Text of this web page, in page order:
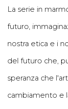
La serie in
futuro,
nostra etica e i
del futuro che,
speranza che
cambiamento e